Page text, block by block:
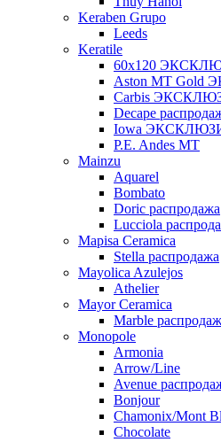
Keraben Grupo
Leeds
Keratile
60х120
Aston MT Gold
Carbis
Decape
Iowa
P.E. Andes MT
Mainzu
Aquarel
Bombato
Doric распродажа
Lucciola
Mapisa Ceramica
Stella распродажа
Mayolica Azulejos
Athelier
Mayor Ceramica
Marble
Monopole
Armonia
Arrow/Line
Avenue
Bonjour
Chamonix/Mont
Chocolate